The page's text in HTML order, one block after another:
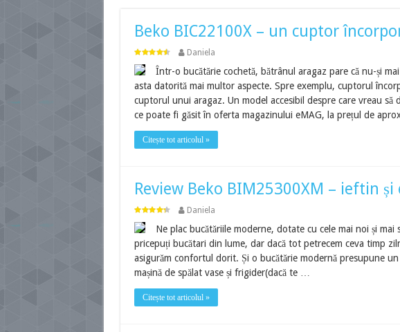
Beko BIC22100X – un cuptor
Daniela
Într-o bucătărie cochetă, bătrânul aragaz pare că nu-și
asta datorită mai multor aspecte. Spre exemplu, cuptorul
cuptorul unui aragaz. Un model accesibil despre care vreau să
ce poate fi găsit în oferta magazinului eMAG, la prețul de
Citește tot articolul »
Review Beko BIM25300XM – ieftin
Daniela
Ne plac bucătăriile moderne, dotate cu cele mai noi și mai
pricepuți bucătari din lume, dar dacă tot petrecem ceva timp
asigurăm confortul dorit. Și o bucătărie modernă presupune
mașină de spălat vase și frigider(dacă te …
Citește tot articolul »